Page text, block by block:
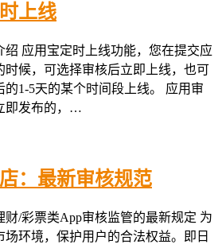
上线
绍 应用宝定时上线功能，您在提交应
时候，可选择审核后立即上线，也可
的1-5天的某个时间段上线。 应用审
即发布的，…
：最新审核规范
财/彩票类App审核监管的最新规定 为
场环境，保护用户的合法权益。即日